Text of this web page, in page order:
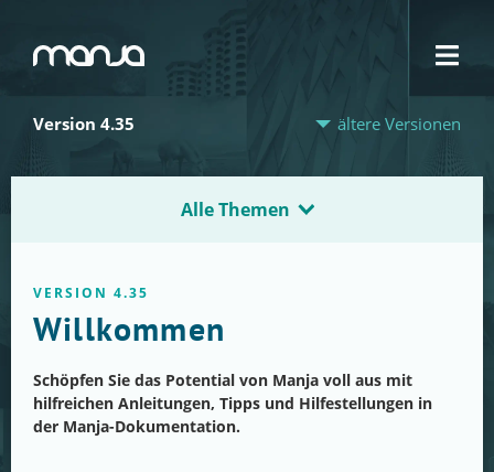
Navigation
Version 4.35 ältere Versionen
Alle Themen
VERSION 4.35
Willkommen
Schöpfen Sie das Potential von Manja voll aus mit
hilfreichen Anleitungen, Tipps und Hilfestellungen in
der Manja-Dokumentation.